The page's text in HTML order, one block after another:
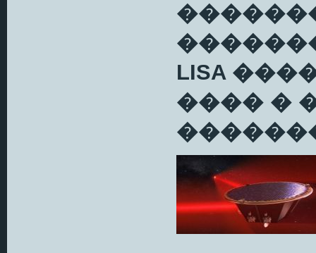
LISA
���� �